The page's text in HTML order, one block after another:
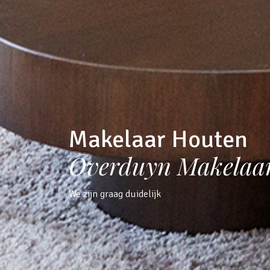
Makelaar Houten
Overduyn
We zijn graag duidelijk